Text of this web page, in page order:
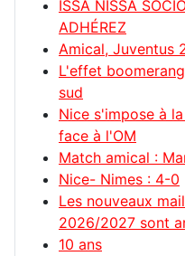
ISSA NISSA
ADHÉREZ
Amical, Juventus
L'effet
sud
Nice s'impose à
face à l'OM
Match amical :
Nice- Nimes : 4-0
Les nouveaux
2026/2027 sont
10 ans